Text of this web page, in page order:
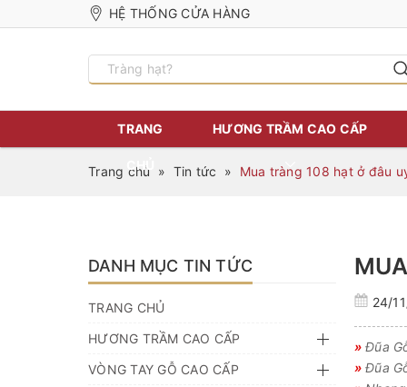
HỆ THỐNG CỬA HÀNG
TRANG
CHỦ
HƯƠNG TRẦM CAO CẤP
Trang chủ » Tin tức » Mua tràng 108 hạt ở đâu
24/
»Đũa
»Đũa
DANH MỤC TIN TỨC
TRANG CHỦ
HƯƠNG TRẦM CAO CẤP
VÒNG TAY GỖ CAO CẤP